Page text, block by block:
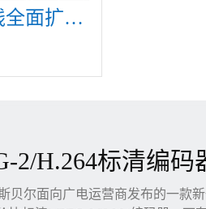
高斯贝尔产品线全面扩展，众多新产品亮相CommunicAsia 2019
2/H.264标清编码
贝尔面向广电运营商发布的一款